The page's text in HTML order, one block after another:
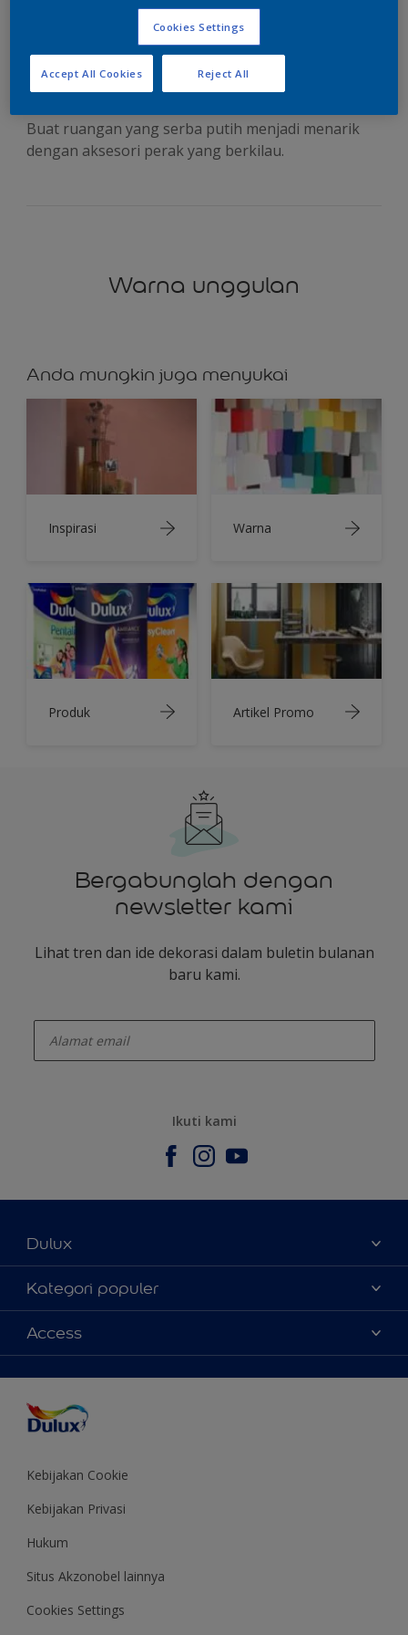
dengan warna-warna
metalik
Buat ruangan yang serba putih menjadi menarik
dengan aksesori perak yang berkilau.
Warna unggulan
Anda mungkin juga menyukai
Inspirasi Warna
Produk Artikel Promo
Bergabunglah dengan
newsletter kami
Lihat tren dan ide dekorasi dalam buletin bulanan
baru kami.
Ikuti kami
Dulux
Tentang Kami
Contact us
Temukan toko
Kategori populer
Warna
Produk
Inspirasi
Saran Mendekorasi
Colour of the Year
Access
Kebijakan Cookie
Kebijakan Privasi
Hukum
Situs Akzonobel lainnya
Cookies Settings
Cookies Settings
Reject All
Accept All Cookies